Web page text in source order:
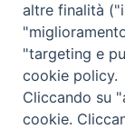
Copyright
Trentina
altre finalità
"targeting e
cookie policy.
Cliccando su
cookie.